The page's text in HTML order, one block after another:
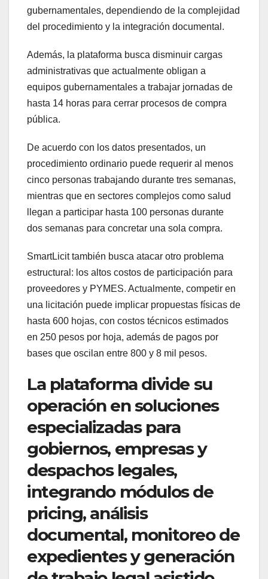
gubernamentales, dependiendo de la complejidad
del procedimiento y la integración documental.
Además, la plataforma busca disminuir cargas
administrativas que actualmente obligan a
equipos gubernamentales a trabajar jornadas de
hasta 14 horas para cerrar procesos de compra
pública.
De acuerdo con los datos presentados, un
procedimiento ordinario puede requerir al menos
cinco personas trabajando durante tres semanas,
mientras que en sectores complejos como salud
llegan a participar hasta 100 personas durante
dos semanas para concretar una sola compra.
SmartLicit también busca atacar otro problema
estructural: los altos costos de participación para
proveedores y PYMES. Actualmente, competir en
una licitación puede implicar propuestas físicas de
hasta 600 hojas, con costos técnicos estimados
en 250 pesos por hoja, además de pagos por
bases que oscilan entre 800 y 8 mil pesos.
La plataforma divide su
operación en soluciones
especializadas para
gobiernos, empresas y
despachos legales,
integrando módulos de
pricing, análisis
documental, monitoreo de
expedientes y generación